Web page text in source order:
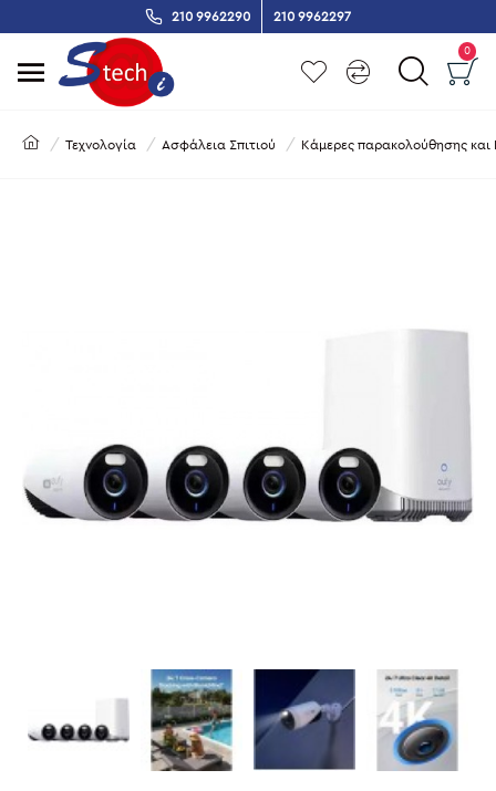
210 9962290 210 9962297
0
Τεχνολογία Ασφάλεια Σπιτιού Κάμερες παρακολούθησης και